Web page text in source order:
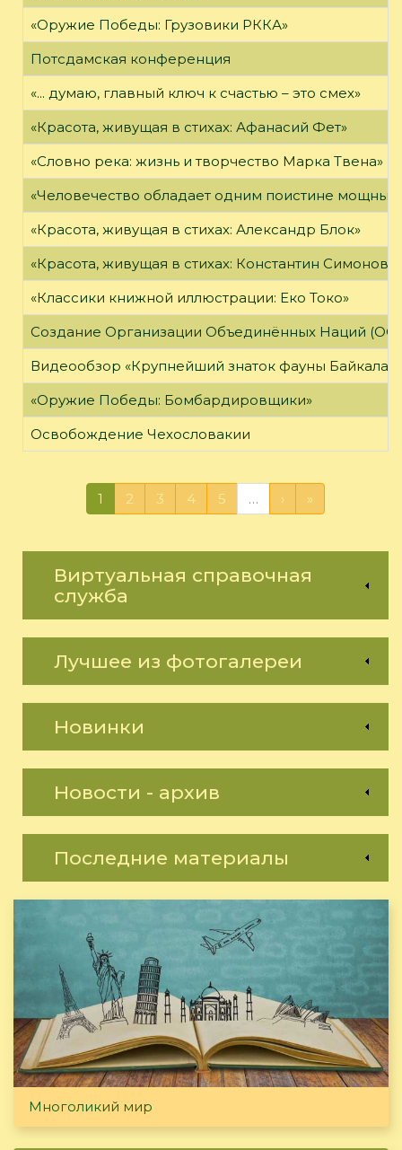
«Оружие Победы: Грузовики РККА»
Потсдамская конференция
«... думаю, главный ключ к счастью – это смех»
«Красота, живущая в стихах: Афанасий Фет»
«Словно река: жизнь и творчество Марка Твена»
«Человечество обладает одним поистине
«Красота, живущая в стихах: Александр Блок»
«Красота, живущая в стихах: Константин Симонов»
«Классики книжной иллюстрации: Еко Токо»
Создание Организации Объединённых Наций
Видеообзор «Крупнейший знаток фауны Байкала»
«Оружие Победы: Бомбардировщики»
Освобождение Чехословакии
1 2 3 4 5 … › »
Виртуальная справочная
служба
Лучшее из фотогалереи
Новинки
Новости - архив
Последние материалы
Многоликий мир